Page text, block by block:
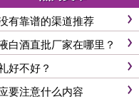
有靠谱的渠道推荐
白酒直批厂家在哪里？
好不好？
要注意什么内容